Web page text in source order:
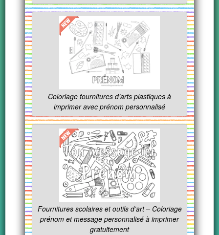
Coloriage fournitures d’arts plastiques à
imprimer avec prénom personnalisé
Fournitures scolaires et outils d’art – Coloriage
prénom et message personnalisé à imprimer
gratuitement